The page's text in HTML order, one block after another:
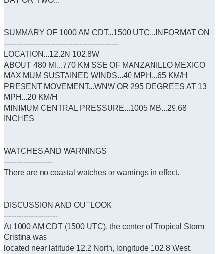
SUMMARY OF 1000 AM CDT...1500 UTC...INFORMATION
-----------------------------------------------
LOCATION...12.2N 102.8W
ABOUT 480 MI...770 KM SSE OF MANZANILLO MEXICO
MAXIMUM SUSTAINED WINDS...40 MPH...65 KM/H
PRESENT MOVEMENT...WNW OR 295 DEGREES AT 13
MPH...20 KM/H
MINIMUM CENTRAL PRESSURE...1005 MB...29.68
INCHES
WATCHES AND WARNINGS
--------------------
There are no coastal watches or warnings in effect.
DISCUSSION AND OUTLOOK
----------------------
At 1000 AM CDT (1500 UTC), the center of Tropical Storm
Cristina was
located near latitude 12.2 North, longitude 102.8 West.